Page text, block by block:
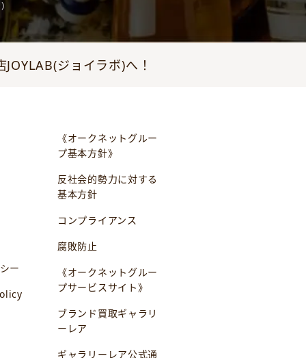
ジョイラボ)へ！
ー
《オークネットグルー
プ基本方針》
反社会的勢力に対する
基本方針
コンプライアンス
腐敗防止
《オークネットグルー
プサービスサイト》
ブランド買取ギャラリ
ーレア
ギャラリーレア公式通